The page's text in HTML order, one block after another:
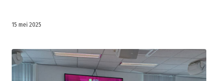
15 mei 2025